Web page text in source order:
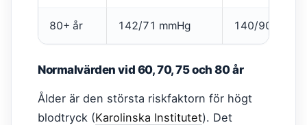
80+ år 142/71 mmHg 140/90 mmHg
Normalvärden vid 60, 70, 75 och 80 år
Ålder är den största riskfaktorn för högt
blodtryck (Karolinska Institutet). Det